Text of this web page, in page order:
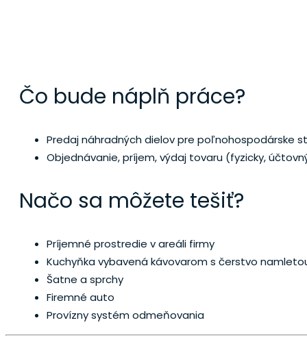
Čo bude náplň práce?
Predaj náhradných dielov pre poľnohospodárske
Objednávanie, príjem, výdaj tovaru (fyzicky,
Načo sa môžete tešiť?
Príjemné prostredie v areáli firmy
Kuchyňka vybavená kávovarom s čerstvo
Šatne a sprchy
Firemné auto
Provízny systém odmeňovania